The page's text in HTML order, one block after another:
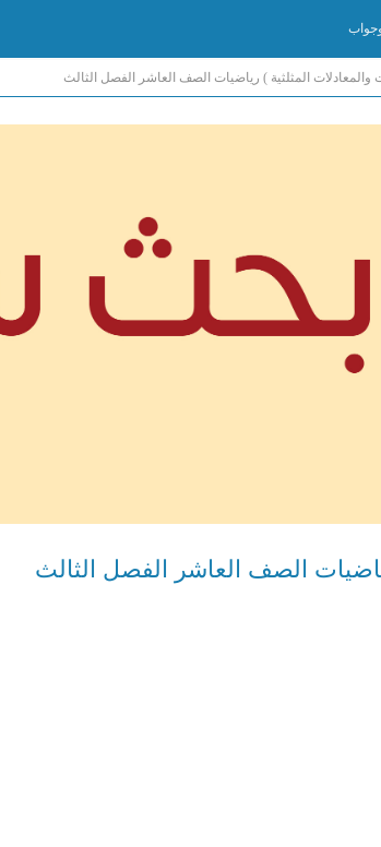
والمعادلات المثلثية ) رياضيات الصف العاشر الفصل الثالث
الصف العاشر الفصل الثالث